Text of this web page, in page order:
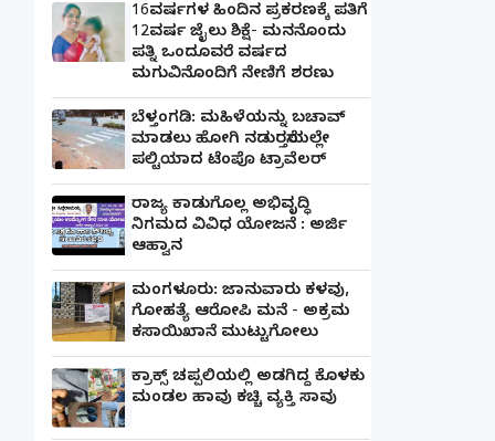
16ವರ್ಷಗಳ ಹಿಂದಿನ ಪ್ರಕರಣಕ್ಕೆ ಪತಿಗೆ
12ವರ್ಷ ಜೈಲು ಶಿಕ್ಷೆ- ಮನನೊಂದು
ಪತ್ನಿ ಒಂದೂವರೆ ವರ್ಷದ
ಮಗುವಿನೊಂದಿಗೆ ನೇಣಿಗೆ ಶರಣು
ಬೆಳ್ತಂಗಡಿ: ಮಹಿಳೆಯನ್ನು ಬಚಾವ್
ಮಾಡಲು ಹೋಗಿ ನಡುರಸ್ತೆಯಲ್ಲೇ
ಪಲ್ಟಿಯಾದ ಟೆಂಪೊ ಟ್ರಾವೆಲರ್
ರಾಜ್ಯ ಕಾಡುಗೊಲ್ಲ ಅಭಿವೃದ್ಧಿ
ನಿಗಮದ ವಿವಿಧ ಯೋಜನೆ : ಅರ್ಜಿ
ಆಹ್ವಾನ
ಮಂಗಳೂರು: ಜಾನುವಾರು ಕಳವು,
ಗೋಹತ್ಯೆ ಆರೋಪಿ ಮನೆ - ಅಕ್ರಮ
ಕಸಾಯಿಖಾನೆ ಮುಟ್ಟುಗೋಲು
ಕ್ರಾಕ್ಸ್ ಚಪ್ಪಲಿಯಲ್ಲಿ ಅಡಗಿದ್ದ ಕೊಳಕು
ಮಂಡಲ ಹಾವು ಕಚ್ಚಿ ವ್ಯಕ್ತಿ ಸಾವು